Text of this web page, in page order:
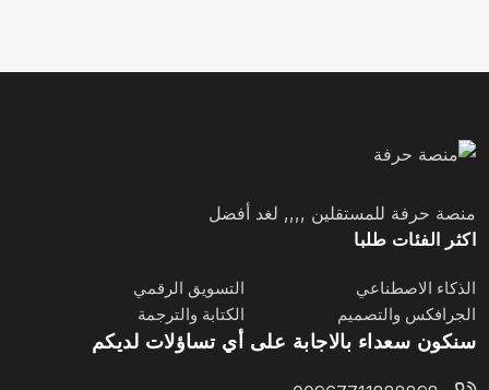
منصة حرفة للمستقلين ,,,, لغد أفضل
اكثر الفئات طلبا
الذكاء الاصطناعي
التسويق الرقمي
الجرافكس والتصميم
الكتابة والترجمة
سنكون سعداء بالاجابة على أي تساؤلات لديكم